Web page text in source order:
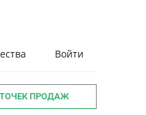
Войти
ПРОДАЖ